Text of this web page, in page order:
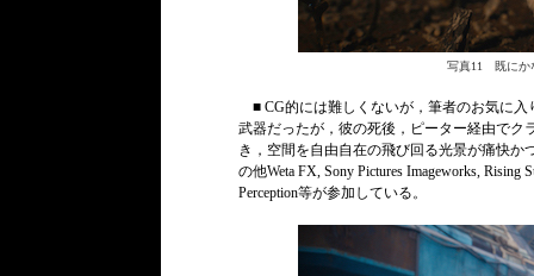
写真11 既にか
■ CG的には難しくないが，筆者のお気に
武器だったが，彼の死後，ピーター経由でク
き，空間を自由自在の飛び回る光景が痛快か
の他Weta FX, Sony Pictures Imageworks,
Perception等が参加している。